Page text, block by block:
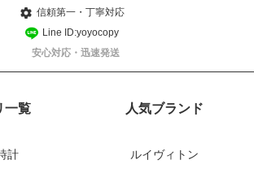
信頼第一・丁寧対応
Line ID:yoyocopy
安心対応・迅速発送
一覧
計
人気ブランド
ルイヴィトン